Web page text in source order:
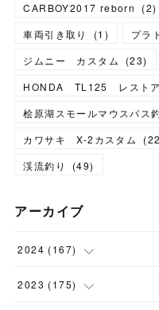
CARBOY2017 reborn
(2)
車両引き取り
(1 ) プラ
ジムニー カスタム
(23)
HONDA TL125 レストア
桧原湖スモールマウスバス
カワサキ X-2カスタム
(
渓流釣り
(49)
アーカイブ
2024 (167)
(11)
2023 (175)